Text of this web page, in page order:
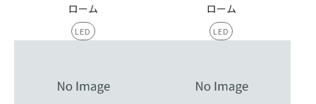
ローム
LED
ローム
LED